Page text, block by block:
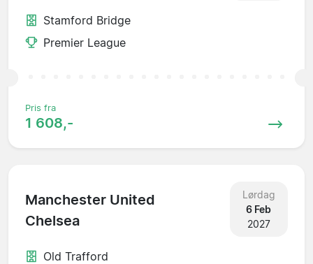
Stamford Bridge
Premier League
Pris fra
1 608,-
Manchester United
Chelsea
Lørdag
6 Feb
2027
Old Trafford